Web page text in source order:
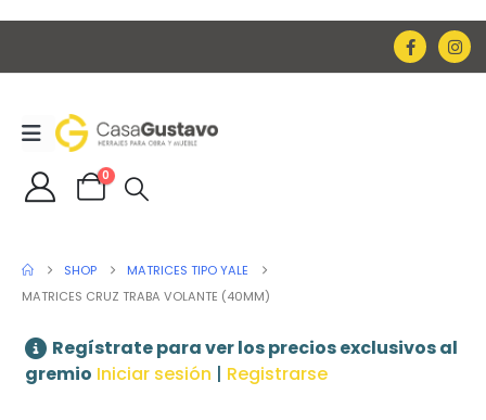
0
SHOP
MATRICES TIPO YALE
MATRICES CRUZ TRABA VOLANTE (40MM)
Regístrate para ver los precios exclusivos al
gremio Iniciar sesión | Registrarse